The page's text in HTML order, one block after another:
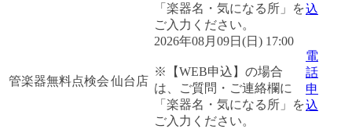
「楽器名・気になる所」を
ご入力ください。
込
管楽器無料点検会仙台店
2026年08月09日(日) 17:00
※【WEB申込】の場合
は、ご質問・ご連絡欄に
「楽器名・気になる所」を
ご入力ください。
電
話
申
込